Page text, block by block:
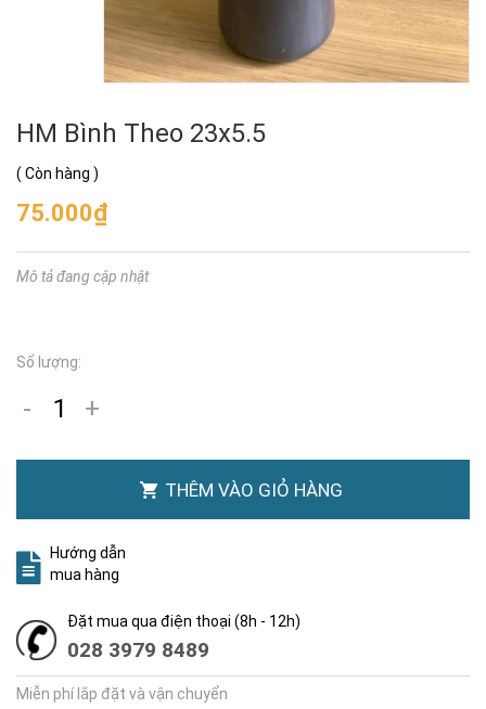
HM Bình Theo 23x5.5
( Còn hàng )
75.000₫
Mô tả đang cập nhật
Số lượng:
- +
THÊM VÀO GIỎ HÀNG
Hướng dẫn
mua hàng
Đặt mua qua điện thoại (8h - 12h)
028 3979 8489
Miễn phí lắp đặt và vận chuyển